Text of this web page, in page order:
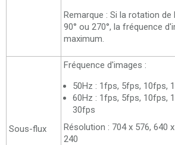
Remarque : Si la rotation
90° ou 270°, la fréquence
maximum.
Sous-flux
Fréquence d'images :
50Hz : 1fps, 5fps, 10fps,
60Hz : 1fps, 5fps, 10fps,
30fps
Résolution : 704 x 576, 640
240